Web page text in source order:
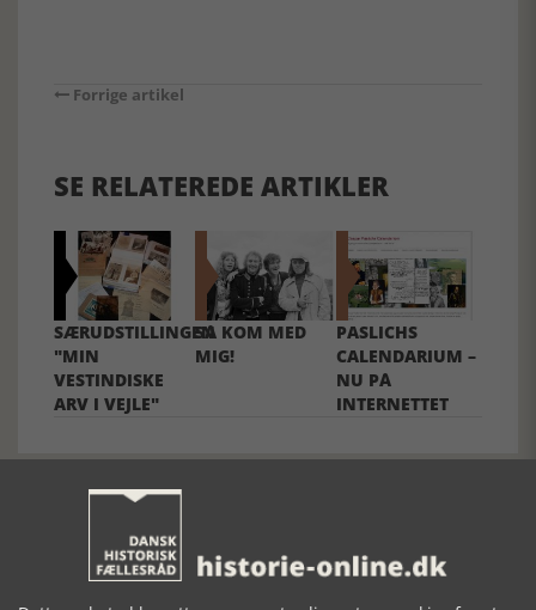
Forrige artikel
SE RELATEREDE ARTIKLER
SÆRUDSTILLINGEN
"MIN
VESTINDISKE
ARV I VEJLE"
SÅ KOM MED
MIG!
PASLICHS
CALENDARIUM –
NU PÅ
INTERNETTET